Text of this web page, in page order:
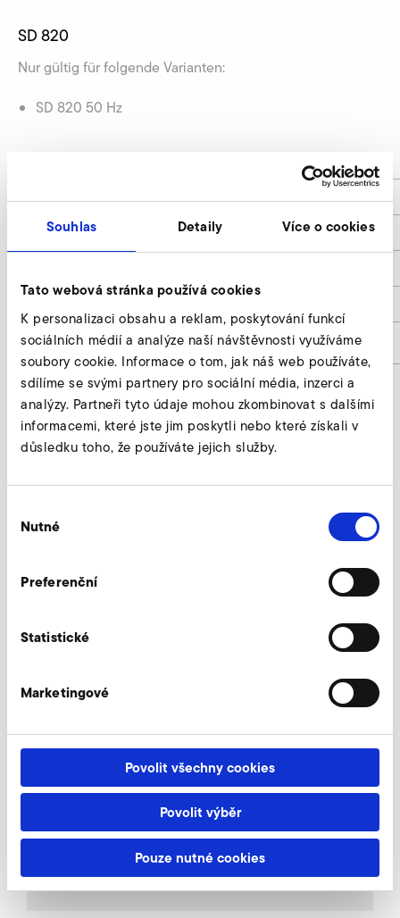
Souhlas Detaily Více o cookies
Tato webová stránka používá cookies
K personalizaci obsahu a reklam, poskytování funkcí
sociálních médií a analýze naší návštěvnosti využíváme
soubory cookie. Informace o tom, jak náš web používáte,
sdílíme se svými partnery pro sociální média, inzerci a
analýzy. Partneři tyto údaje mohou zkombinovat s dalšími
informacemi, které jste jim poskytli nebo které získali v
důsledku toho, že používáte jejich služby.
souhlasu
Nutné
Preferenční
Statistické
Marketingové
Povolit všechny cookies
Povolit výběr
Pouze nutné cookies
SD 820
Nur gültig für folgende Varianten:
SD 820 50 Hz
B
Artikelnummer
223
181
9020749
Kostal Inveor (EMV kategorie C2, třída
400 V) forespørg
Vores eksperter står til din rådighed.
AirKnife
Připojovací hrdlo
Omezovací ventily